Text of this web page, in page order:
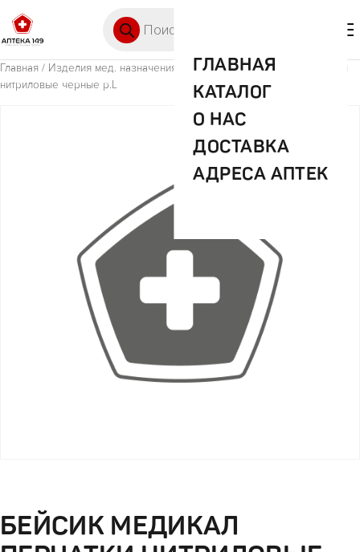
ГЛАВНАЯ
КАТАЛОГ
О НАС
ДОСТАВКА
АДРЕСА АПТЕК
Главная / Изделия мед. назначения (ИМН) / Бейсик медикал перчатки
нитриловые черные р.L
БЕЙСИК МЕДИКАЛ